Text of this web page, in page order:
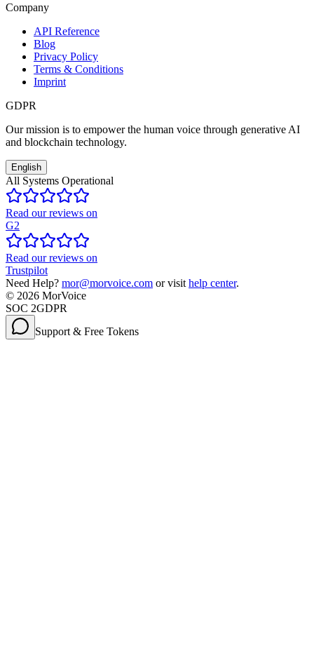
Company
API Reference
Blog
Privacy Policy
Terms & Conditions
Imprint
GDPR
Our mission is to empower the human voice through generative AI
and blockchain technology.
English
All Systems Operational
Read our reviews on
G2
Read our reviews on
Trustpilot
Need Help? mor@morvoice.com or visit help center.
© 2026 MorVoice
SOC 2GDPR
Support & Free Tokens